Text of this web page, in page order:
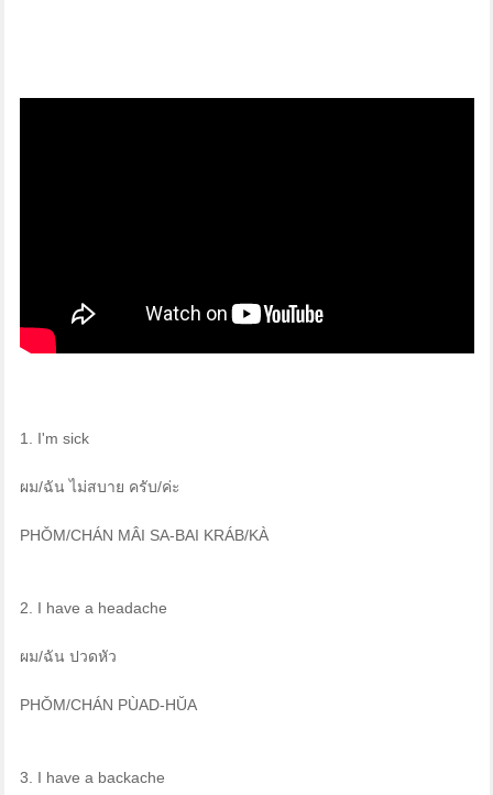
1. I'm sick
ผม/ฉัน ไม่สบาย ครับ/ค่ะ
PHǑM/CHÁN MÂI SA-BAI KRÁB/KÀ
2. I have a headache
ผม/ฉัน ปวดหัว
PHǑM/CHÁN PÙAD-HŬA
3. I have a backache